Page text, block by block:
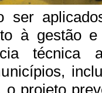
ser
à gestão
o projeto